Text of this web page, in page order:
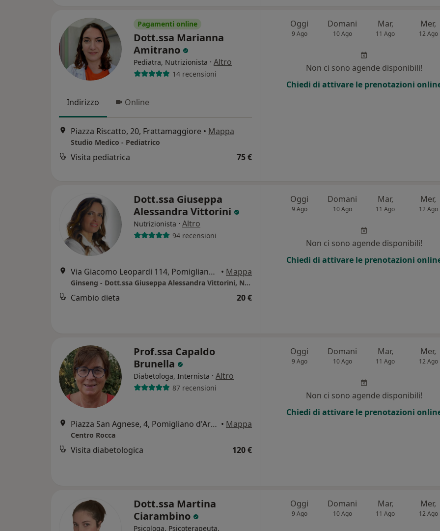
Pagamenti online
Dott.ssa Marianna
Amitrano
Pediatra, Nutrizionista · Altro
14 recensioni
Indirizzo Online
Piazza Riscatto, 20, Frattamaggiore • Mappa
Studio Medico - Pediatrico
Visita pediatrica 75 €
Oggi
9 Ago
Domani
10 Ago
Mar,
11 Ago
Mer,
12 Ago
Non ci sono agende disponibili!
Chiedi di attivare le prenotazioni
Dott.ssa Giuseppa
Alessandra Vittorini
Nutrizionista · Altro
94 recensioni
Via Giacomo Leopardi 114, Pomigliano d'Arco • Mappa
Ginseng - Dott.ssa Giuseppa Alessandra Vittorini, Nutrizionista
Cambio dieta 20 €
Oggi
9 Ago
Domani
10 Ago
Mar,
11 Ago
Mer,
12 Ago
Non ci sono agende disponibili!
Chiedi di attivare le prenotazioni
Prof.ssa Capaldo
Brunella
Diabetologa, Internista · Altro
87 recensioni
Piazza San Agnese, 4, Pomigliano d'Arco • Mappa
Centro Rocca
Visita diabetologica 120 €
Oggi
9 Ago
Domani
10 Ago
Mar,
11 Ago
Mer,
12 Ago
Non ci sono agende disponibili!
Chiedi di attivare le prenotazioni
Dott.ssa Martina
Ciarambino
Psicologa, Psicoterapeuta,
Oggi
9 Ago
Domani
10 Ago
Mar,
11 Ago
Mer,
12 Ago